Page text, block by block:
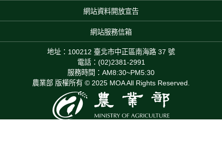
網站資料開放宣告
網站服務信箱
地址：100212 臺北市中正區南海路 37 號
電話：(02)2381-2991
服務時間：AM8:30~PM5:30
農業部 版權所有 © 2025 MOA All Rights Reserved.